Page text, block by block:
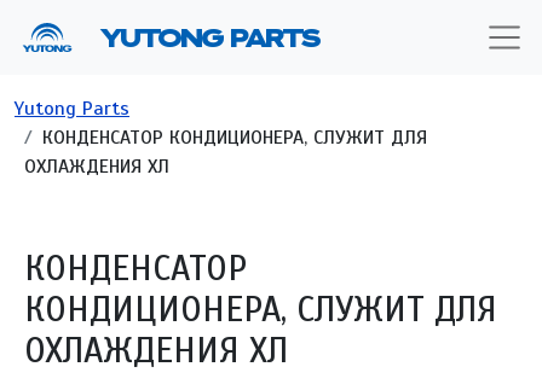
YUTONG PARTS
Строка навигации
Yutong Parts
КОНДЕНСАТОР КОНДИЦИОНЕРА, СЛУЖИТ ДЛЯ
ОХЛАЖДЕНИЯ ХЛ
КОНДЕНСАТОР
КОНДИЦИОНЕРА, СЛУЖИТ ДЛЯ
ОХЛАЖДЕНИЯ ХЛ